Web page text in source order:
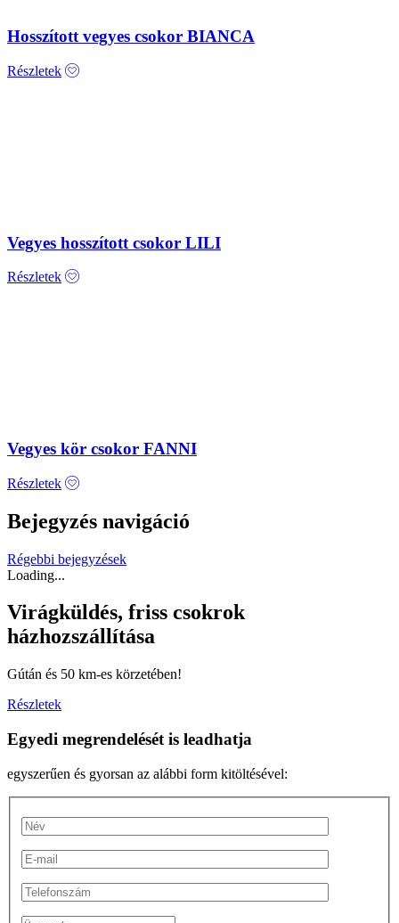
Hosszított vegyes csokor BIANCA
Részletek
Vegyes hosszított csokor LILI
Részletek
Vegyes kör csokor FANNI
Részletek
Bejegyzés navigáció
Régebbi bejegyzések
Loading...
Virágküldés, friss csokrok
házhozszállítása
Gútán és 50 km-es körzetében!
Részletek
Egyedi megrendelését is leadhatja
egyszerűen és gyorsan az alábbi form kitöltésével: